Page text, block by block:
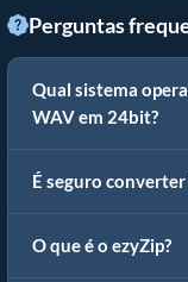
Perguntas
Qual sistema
WAV em 24bit?
É seguro
O que é o ezyZip?